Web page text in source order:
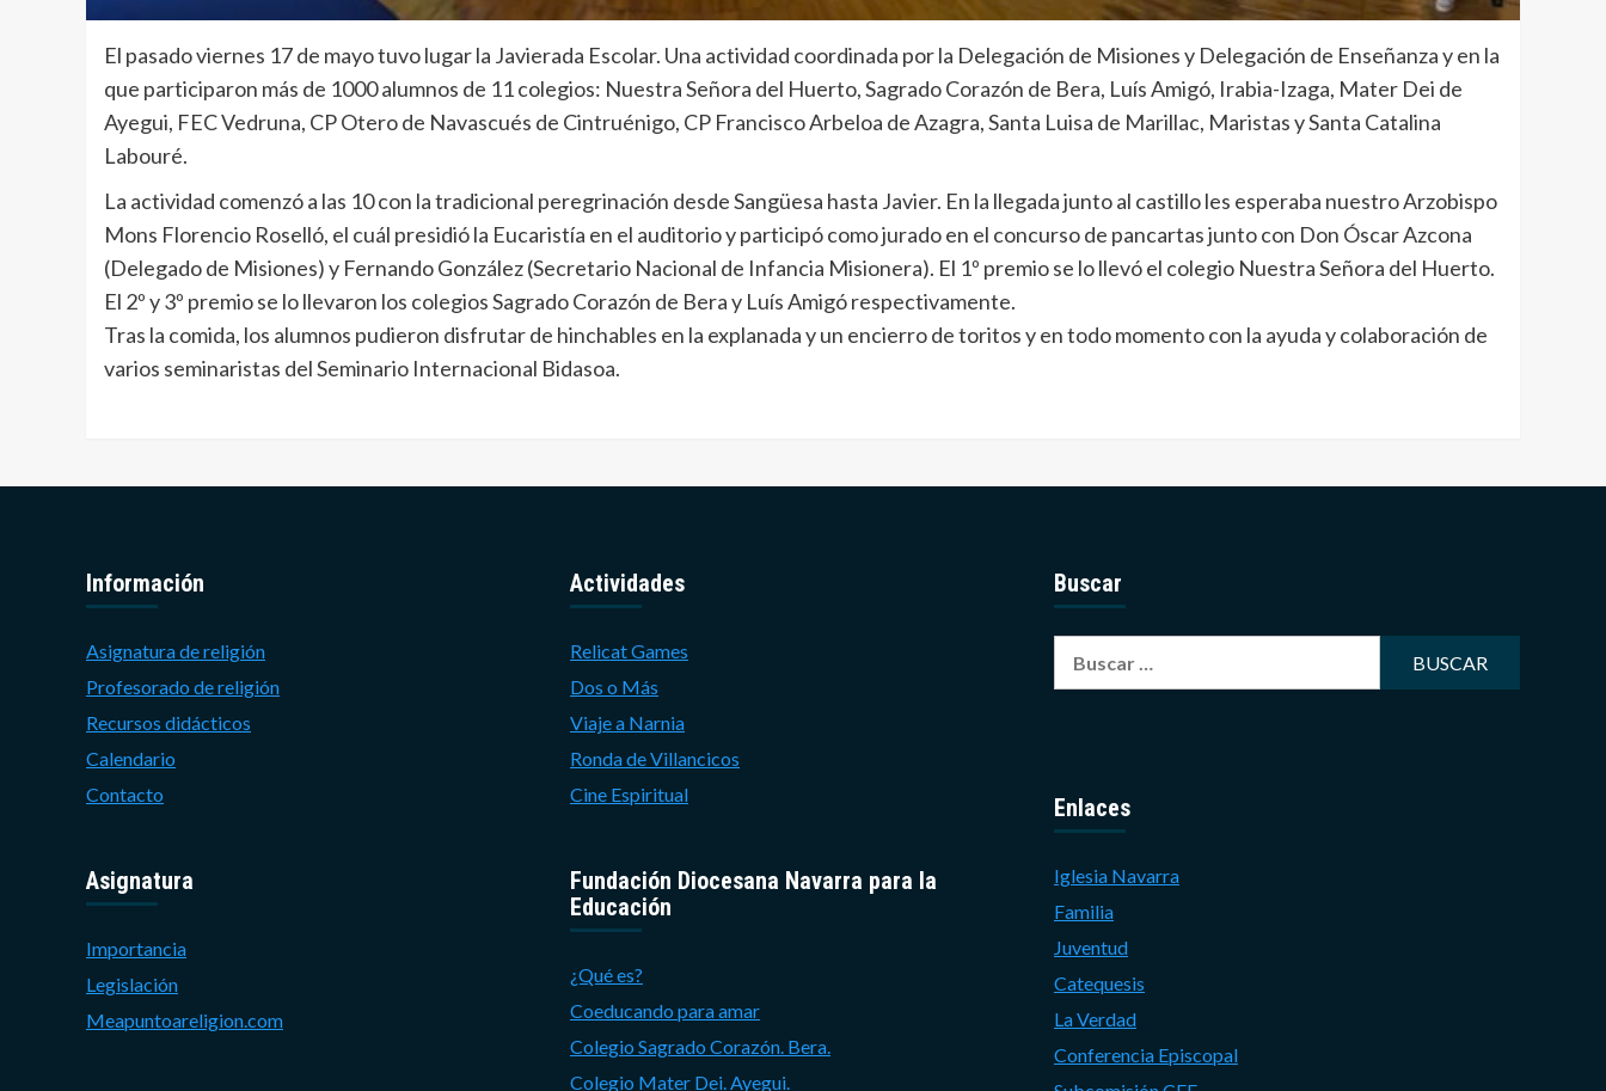
El pasado viernes 17 de mayo tuvo lugar la Javierada Escolar. Una actividad coordinada por la Delegación de Misiones y Delegación de Enseñanza y en la
que participaron más de 1000 alumnos de 11 colegios: Nuestra Señora del Huerto, Sagrado Corazón de Bera, Luís Amigó, Irabia-Izaga, Mater Dei de
Ayegui, FEC Vedruna, CP Otero de Navascués de Cintruénigo, CP Francisco Arbeloa de Azagra, Santa Luisa de Marillac, Maristas y Santa Catalina
Labouré.
La actividad comenzó a las 10 con la tradicional peregrinación desde Sangüesa hasta Javier. En la llegada junto al castillo les esperaba nuestro Arzobispo
Mons Florencio Roselló, el cuál presidió la Eucaristía en el auditorio y participó como jurado en el concurso de pancartas junto con Don Óscar Azcona
(Delegado de Misiones) y Fernando González (Secretario Nacional de Infancia Misionera). El 1º premio se lo llevó el colegio Nuestra Señora del Huerto.
El 2º y 3º premio se lo llevaron los colegios Sagrado Corazón de Bera y Luís Amigó respectivamente.
Tras la comida, los alumnos pudieron disfrutar de hinchables en la explanada y un encierro de toritos y en todo momento con la ayuda y colaboración de
varios seminaristas del Seminario Internacional Bidasoa.
Información
Asignatura de religión
Profesorado de religión
Recursos didácticos
Calendario
Contacto
Asignatura
Importancia
Legislación
Meapuntoareligion.com
Actividades
Relicat Games
Dos o Más
Viaje a Narnia
Ronda de Villancicos
Cine Espiritual
Fundación Diocesana Navarra para la
Educación
¿Qué es?
Coeducando para amar
Colegio Sagrado Corazón. Bera.
Colegio Mater Dei. Ayegui.
Buscar
Enlaces
Iglesia Navarra
Familia
Juventud
Catequesis
La Verdad
Conferencia Episcopal